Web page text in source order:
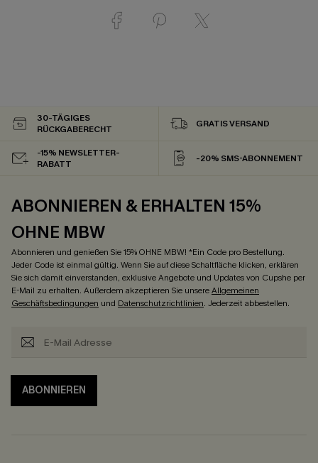
30-TÄGIGES
RÜCKGABERECHT
GRATIS VERSAND
-15% NEWSLETTER-
RABATT
-20% SMS-ABONNEMENT
ABONNIEREN & ERHALTEN 15%
OHNE MBW
Abonnieren und genießen Sie 15% OHNE MBW! *Ein Code pro Bestellung.
Jeder Code ist einmal gültig. Wenn Sie auf diese Schaltfläche klicken, erklären
Sie sich damit einverstanden, exklusive Angebote und Updates von Cupshe per
E-Mail zu erhalten. Außerdem akzeptieren Sie unsereAllgemeinen
Geschäftsbedingungen und Datenschutzrichtlinien. Jederzeit abbestellen.
ABONNIEREN